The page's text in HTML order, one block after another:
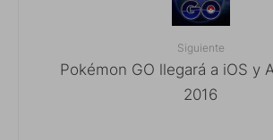
Siguiente
Pokémon GO llegará a iOS y
2016